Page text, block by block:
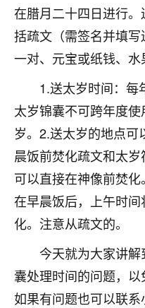
在腊月二十四日进行
括疏文（需签名并填
一对、元宝或纸钱、水
1.送太岁时间：每
太岁锦囊不可跨年度
岁。2.送太岁的地点
晨饭前焚化疏文和太岁
可以直接在神像前焚
在早晨饭后，上午时
化。注意从疏文的。
今天就为大家讲
囊处理时间的问题，
如果有问题也可以联系
鹿森：慧来老师
1天前 来自江西
青春168
我也想要，我也想要
2天前 来自山西
Jessica李
老师做不做超度法
刚去世了。
七零老顽童：我
做梦梦见她，后
师，安排了超度
了，一开始是半
超度，现在看来